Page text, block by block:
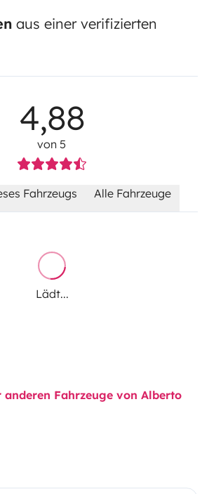
aus einer verifizierten
4,88
von 5
Fahrzeugs Alle Fahrzeuge
Lädt...
anderen Fahrzeuge von Alberto